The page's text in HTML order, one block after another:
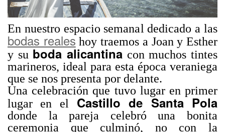
En nuestro espacio semanal dedicado a las
bodas reales hoy traemos a Joan y Esther
y su boda alicantina con muchos tintes
marineros, ideal para esta época veraniega
que se nos presenta por delante.
Una celebración que tuvo lugar en primer
lugar en elCastillo de Santa Pola
donde la pareja celebró una bonita
ceremonia que culminó, no con la